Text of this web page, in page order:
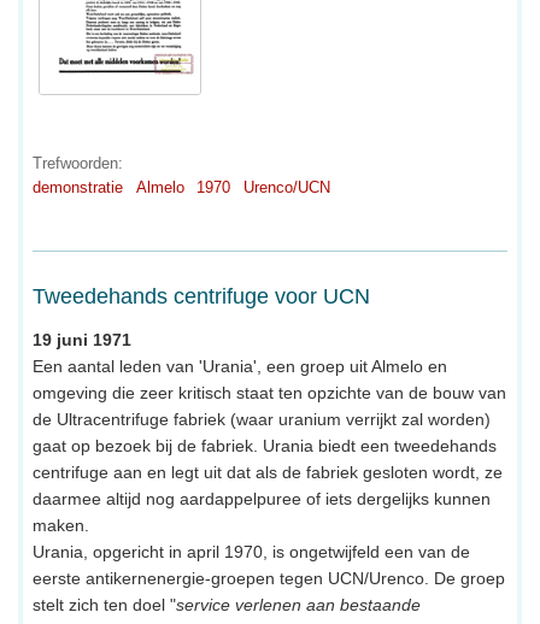
Trefwoorden:
demonstratie
Almelo 1970 Urenco/UCN
Tweedehands centrifuge voor UCN
19 juni 1971
Een aantal leden van 'Urania', een groep uit Almelo en
omgeving die zeer kritisch staat ten opzichte van de bouw van
de Ultracentrifuge fabriek (waar uranium verrijkt zal worden)
gaat op bezoek bij de fabriek. Urania biedt een tweedehands
centrifuge aan en legt uit dat als de fabriek gesloten wordt, ze
daarmee altijd nog aardappelpuree of iets dergelijks kunnen
maken.
Urania, opgericht in april 1970, is ongetwijfeld een van de
eerste antikernenergie-groepen tegen UCN/Urenco. De groep
stelt zich ten doel "service verlenen aan bestaande